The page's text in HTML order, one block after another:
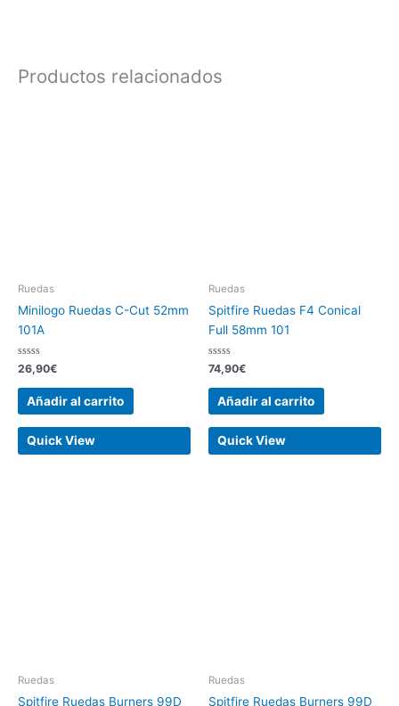
Productos relacionados
Ruedas
Minilogo Ruedas C-Cut 52mm
101A
Valorado
con
0
26,90€
Añadir al carrito
Quick View
Ruedas
Spitfire Ruedas F4 Conical
Full 58mm 101
Valorado
con
0
74,90€
Añadir al carrito
Quick View
Ruedas
Spitfire Ruedas Burners 99D
Ruedas
Spitfire Ruedas Burners 99D